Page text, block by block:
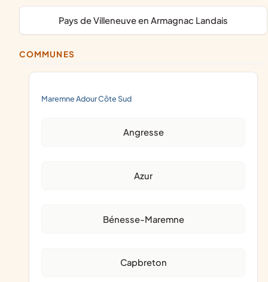
Pays de Villeneuve en Armagnac Landais
COMMUNES
Maremne Adour Côte Sud
Angresse
Azur
Bénesse-Maremne
Capbreton